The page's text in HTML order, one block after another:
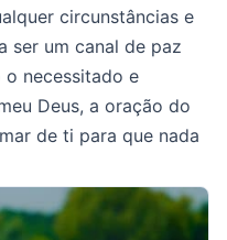
circunstâncias e
ser um canal de paz
necessitado e
Deus, a oração do
de ti para que nada